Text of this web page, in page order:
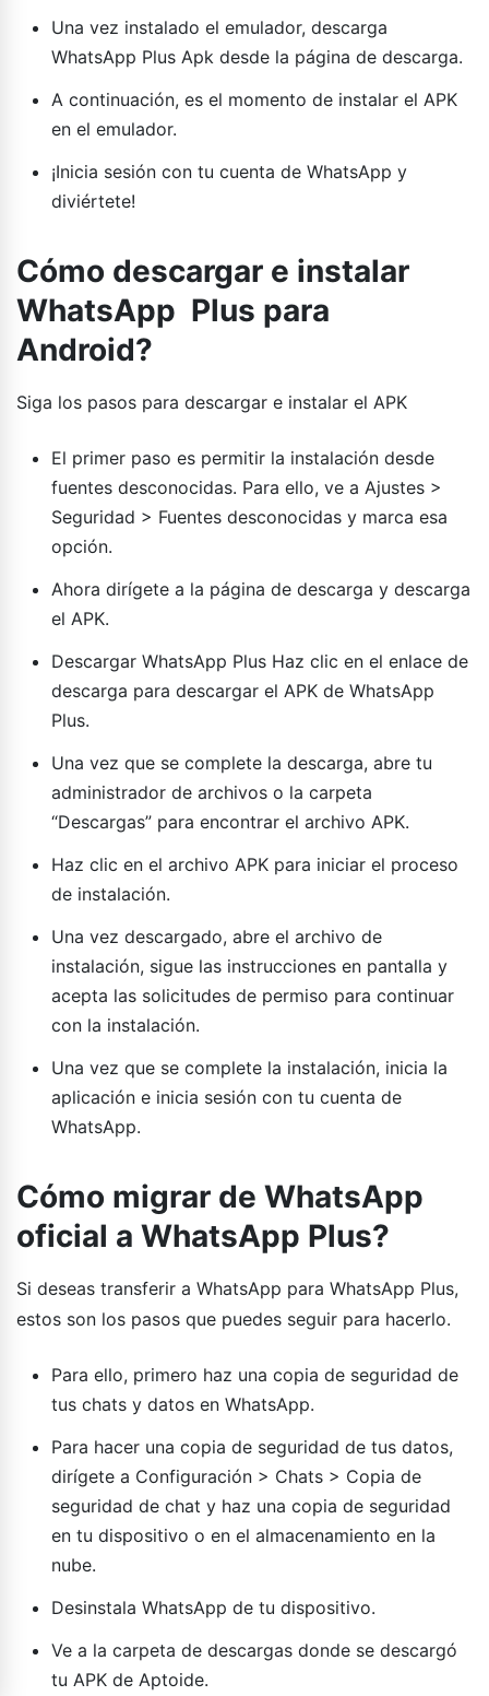
Una vez instalado el emulador, descarga
WhatsApp Plus Apk desde la página de descarga.
A continuación, es el momento de instalar el APK
en el emulador.
¡Inicia sesión con tu cuenta de WhatsApp y
diviértete!
Cómo descargar e instalar
WhatsApp Plus para
Android?
Siga los pasos para descargar e instalar el APK
El primer paso es permitir la instalación desde
fuentes desconocidas. Para ello, ve a Ajustes >
Seguridad > Fuentes desconocidas y marca esa
opción.
Ahora dirígete a la página de descarga y descarga
el APK.
Descargar WhatsApp Plus Haz clic en el enlace de
descarga para descargar el APK de WhatsApp
Plus.
Una vez que se complete la descarga, abre tu
administrador de archivos o la carpeta
“Descargas” para encontrar el archivo APK.
Haz clic en el archivo APK para iniciar el proceso
de instalación.
Una vez descargado, abre el archivo de
instalación, sigue las instrucciones en pantalla y
acepta las solicitudes de permiso para continuar
con la instalación.
Una vez que se complete la instalación, inicia la
aplicación e inicia sesión con tu cuenta de
WhatsApp.
Cómo migrar de WhatsApp
oficial a WhatsApp Plus?
Si deseas transferir a WhatsApp para WhatsApp Plus,
estos son los pasos que puedes seguir para hacerlo.
Para ello, primero haz una copia de seguridad de
tus chats y datos en WhatsApp.
Para hacer una copia de seguridad de tus datos,
dirígete a Configuración > Chats > Copia de
seguridad de chat y haz una copia de seguridad
en tu dispositivo o en el almacenamiento en la
nube.
Desinstala WhatsApp de tu dispositivo.
Ve a la carpeta de descargas donde se descargó
tu APK de Aptoide.